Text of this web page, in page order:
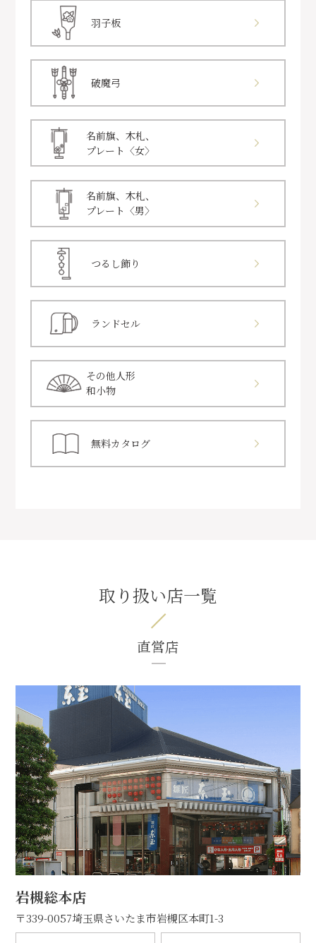
羽子板
破魔弓
名前旗、木札、
プレート〈女〉
名前旗、木札、
プレート〈男〉
つるし飾り
ランドセル
その他人形
和小物
無料カタログ
取り扱い店一覧
直営店
岩槻総本店
〒339-0057埼玉県さいたま市岩槻区本町1-3